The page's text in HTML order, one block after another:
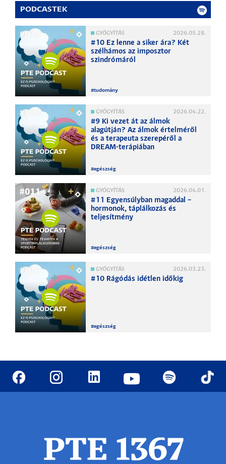
PODCASTEK
GYÓGYÍTÁS 2026.05.28.
#10 Ez lenne a siker ára? Két
szélhámos az imposztor
szindrómáról
#tudomány
GYÓGYÍTÁS 2026.04.22.
#9 Ki vezet át az álmok
alagútján? Az álmok értelméről
és a terapeuta szerepéről a
DREAM-terápiában
#egészség
GYÓGYÍTÁS 2026.04.01.
#11 Egyensúlyban magaddal –
hormonok, táplálkozás és
teljesítmény
#egészség
GYÓGYÍTÁS 2026.03.23.
#10 Rágódás idétlen időkig
#egészség